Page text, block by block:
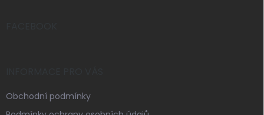
Obchodní podmínky